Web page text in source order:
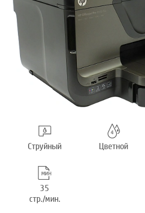
Струйный Цветной
35
стр./мин.